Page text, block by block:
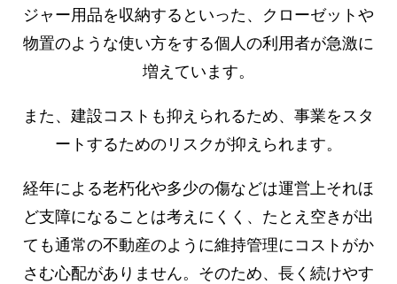
ジャー用品を収納するといった、クローゼットや
物置のような使い方をする個人の利用者が急激に
増えています。
また、建設コストも抑えられるため、事業をスタ
ートするためのリスクが抑えられます。
経年による老朽化や多少の傷などは運営上それほ
ど支障になることは考えにくく、たとえ空きが出
ても通常の不動産のように維持管理にコストがか
さむ心配がありません。そのため、長く続けやす